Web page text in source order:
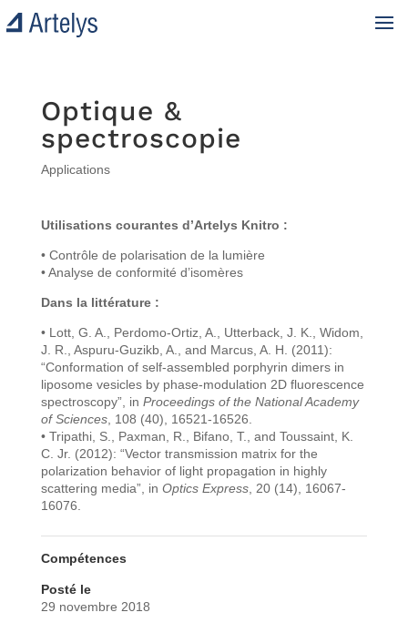
Optique &
spectroscopie
Applications
Utilisations courantes d’Artelys Knitro :
• Contrôle de polarisation de la lumière
• Analyse de conformité d’isomères
Dans la littérature :
• Lott, G. A., Perdomo-Ortiz, A., Utterback, J. K., Widom,
J. R., Aspuru-Guzikb, A., and Marcus, A. H. (2011):
“Conformation of self-assembled porphyrin dimers in
liposome vesicles by phase-modulation 2D fluorescence
spectroscopy”, in Proceedings of the National Academy
of Sciences, 108 (40), 16521-16526.
• Tripathi, S., Paxman, R., Bifano, T., and Toussaint, K.
C. Jr. (2012): “Vector transmission matrix for the
polarization behavior of light propagation in highly
scattering media”, in Optics Express, 20 (14), 16067-
16076.
Compétences
Posté le
29 novembre 2018